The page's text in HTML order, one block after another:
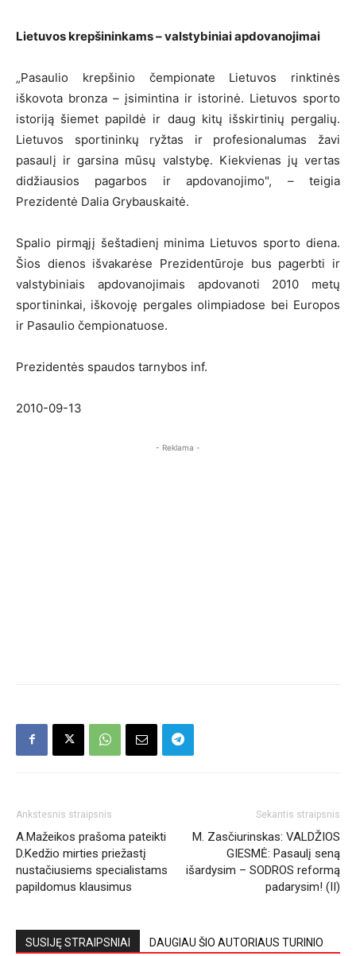
Lietuvos krepšininkams – valstybiniai apdovanojimai
„Pasaulio krepšinio čempionate Lietuvos rinktinės
iškovota bronza – įsimintina ir istorinė. Lietuvos sporto
istoriją šiemet papildė ir daug kitų išskirtinių pergalių.
Lietuvos sportininkų ryžtas ir profesionalumas žavi
pasaulį ir garsina mūsų valstybę. Kiekvienas jų vertas
didžiausios pagarbos ir apdovanojimo", – teigia
Prezidentė Dalia Grybauskaitė.
Spalio pirmąjį šeštadienį minima Lietuvos sporto diena.
Šios dienos išvakarėse Prezidentūroje bus pagerbti ir
valstybiniais apdovanojimais apdovanoti 2010 metų
sportininkai, iškovoję pergales olimpiadose bei Europos
ir Pasaulio čempionatuose.
Prezidentės spaudos tarnybos inf.
2010-09-13
- Reklama -
Ankstesnis straipsnis
A.Mažeikos prašoma pateikti
D.Kedžio mirties priežastį
nustačiusiems specialistams
papildomus klausimus
Sekantis straipsnis
M. Zasčiurinskas: VALDŽIOS
GIESMĖ: Pasaulį seną
išardysim – SODROS reformą
padarysim! (II)
SUSIJĘ STRAIPSNIAI DAUGIAU ŠIO AUTORIAUS TURINIO